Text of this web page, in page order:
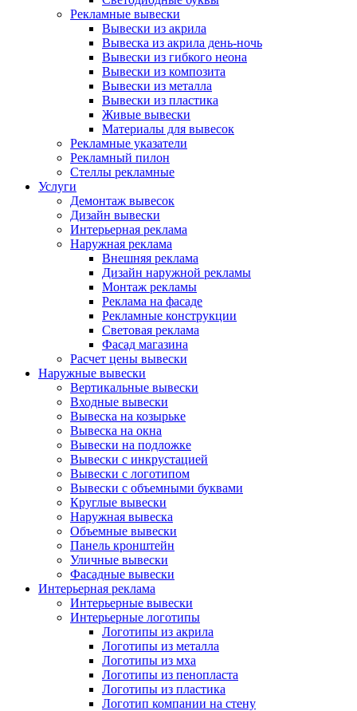
Рекламные вывески
Вывески из акрила
Вывеска из акрила день-ночь
Вывески из гибкого неона
Вывески из композита
Вывески из металла
Вывески из пластика
Живые вывески
Материалы для вывесок
Рекламные указатели
Рекламный пилон
Стеллы рекламные
Услуги
Демонтаж вывесок
Дизайн вывески
Интерьерная реклама
Наружная реклама
Внешняя реклама
Дизайн наружной рекламы
Монтаж рекламы
Реклама на фасаде
Рекламные конструкции
Световая реклама
Фасад магазина
Расчет цены вывески
Наружные вывески
Вертикальные вывески
Входные вывески
Вывеска на козырьке
Вывеска на окна
Вывески на подложке
Вывески с инкрустацией
Вывески с логотипом
Вывески с объемными буквами
Круглые вывески
Наружная вывеска
Объемные вывески
Панель кронштейн
Уличные вывески
Фасадные вывески
Интерьерная реклама
Интерьерные вывески
Интерьерные логотипы
Логотипы из акрила
Логотипы из металла
Логотипы из мха
Логотипы из пенопласта
Логотипы из пластика
Логотип компании на стену